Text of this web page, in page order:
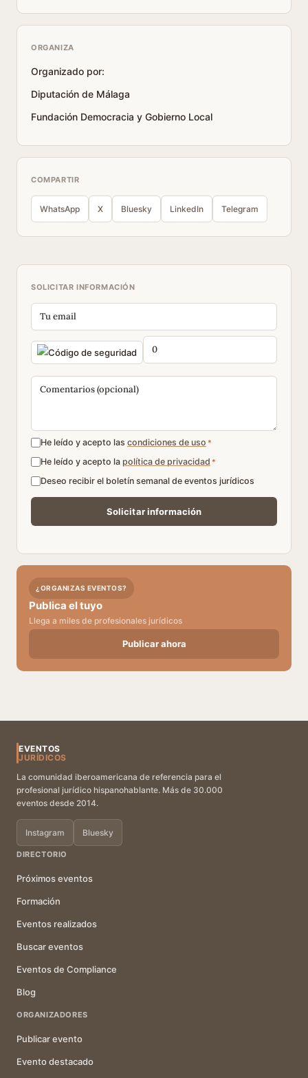
ORGANIZA
Organizado por:
Diputación de Málaga
Fundación Democracia y Gobierno Local
COMPARTIR
WhatsApp X Bluesky LinkedIn Telegram
SOLICITAR INFORMACIÓN
He leído y acepto las condiciones de uso *
He leído y acepto la política de privacidad *
Deseo recibir el boletín semanal de eventos jurídicos
¿ORGANIZAS EVENTOS?
Publica el tuyo
Llega a miles de profesionales jurídicos
Publicar ahora
EVENTOS
JURÍDICOS
La comunidad iberoamericana de referencia para el
profesional jurídico hispanohablante. Más de 30.000
eventos desde 2014.
Instagram Bluesky
DIRECTORIO
Próximos eventos
Formación
Eventos realizados
Buscar eventos
Eventos de Compliance
Blog
ORGANIZADORES
Publicar evento
Evento destacado